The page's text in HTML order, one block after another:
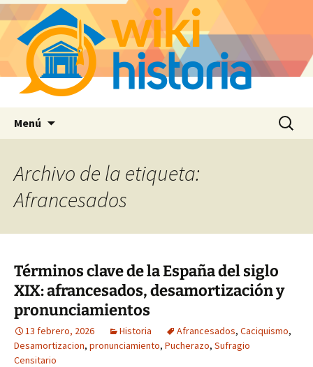
Menú Buscar:
Archivo de la etiqueta:
Afrancesados
Términos clave de la España del siglo
XIX: afrancesados, desamortización y
pronunciamientos
13 febrero, 2026 Historia Afrancesados, Caciquismo,
Desamortizacion, pronunciamiento, Pucherazo, Sufragio
Censitario